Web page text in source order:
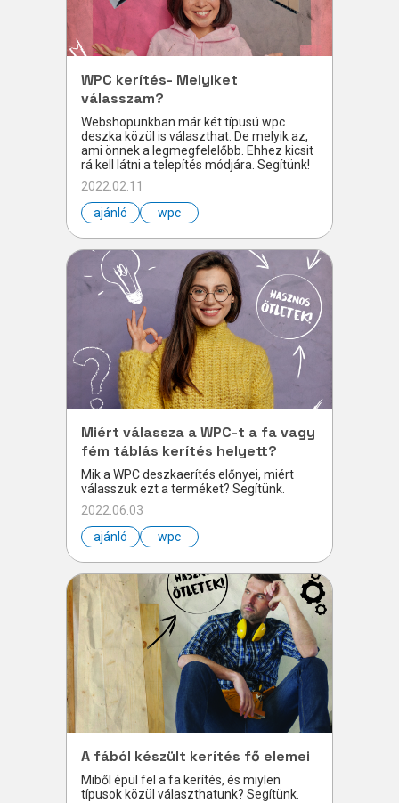
WPC kerítés- Melyiket
válasszam?
Webshopunkban már két típusú wpc
deszka közül is választhat. De melyik az,
ami önnek a legmegfelelőbb. Ehhez kicsit
rá kell látni a telepítés módjára. Segítünk!
2022.02.11
ajánló
wpc
Miért válassza a WPC-t a fa vagy
fém táblás kerítés helyett?
Mik a WPC deszkaerítés előnyei, miért
válasszuk ezt a terméket? Segítünk.
2022.06.03
ajánló
wpc
A fából készült kerítés fő elemei
Miből épül fel a fa kerítés, és miylen
típusok közül választhatunk? Segítünk.